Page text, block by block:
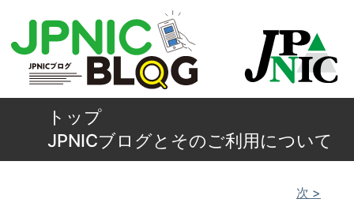
トップ
JPNICブログとそのご利用について
次 >